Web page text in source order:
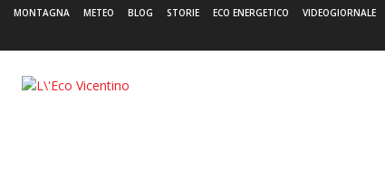
MONTAGNA METEO BLOG STORIE ECO ENERGETICO VIDEOGIORNALE
L'Eco